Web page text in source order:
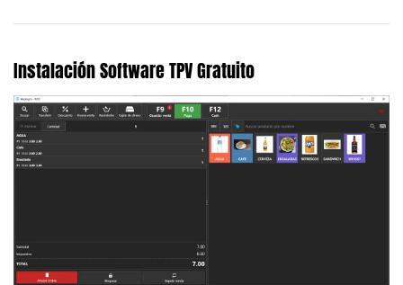
Instalación Software TPV Gratuito